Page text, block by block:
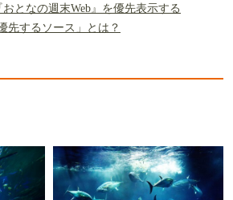
おとなの週末Web』を優先表示する
優先するソース」とは？